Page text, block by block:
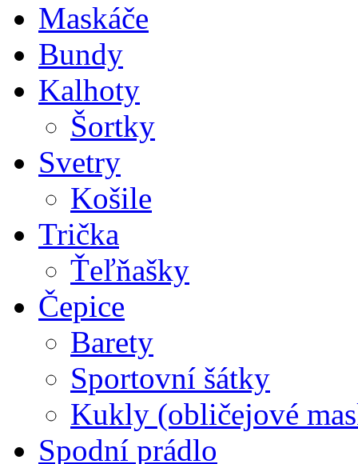
Maskáče
Bundy
Kalhoty
Šortky
Svetry
Košile
Trička
Ťeľňašky
Čepice
Barety
Sportovní šátky
Kukly (obličejové
Spodní prádlo